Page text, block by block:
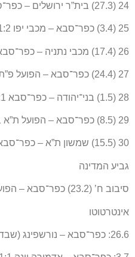
24 (27.3) בית”ר ירושלים – כפר־סבא 1:4 (מימוני 19)
25 (3.4) כפר־סבא – מכבי יפו 1:2 (ויצמן 47, רביבו 79)
26 (17.4) מכבי נתניה – כפר־סבא 2:5 (יאני 30, הילל 88)
27 (24.4) כפר־סבא – הפועל פ”ת 0:1 (רביבו 77)
28 (1.5) בני־יהודה – כפר־סבא 2:1 (פוגל 8, בן־אריה 67)
29 (8.5) כפר־סבא – הפועל ת”א 0:1 (שום 74)
30 (15.5) שמשון ת”א – כפר־סבא 0:0
גביע המדינה
סיבוב ח’ (23.2) כפר־סבא – הפועל ר”ג 1:0 בהארכה
אינטרטוטו
26.6: כפר־סבא – נורשפינג (שבדיה) 2:3 (ויצמן 2, בן־אריה)